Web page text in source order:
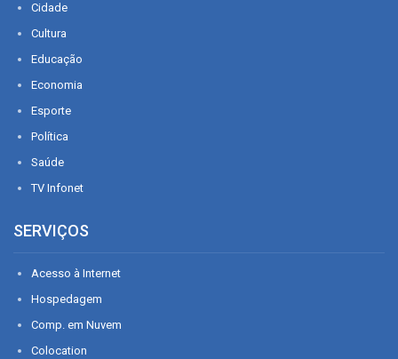
Cidade
Cultura
Educação
Economia
Esporte
Política
Saúde
TV Infonet
SERVIÇOS
Acesso à Internet
Hospedagem
Comp. em Nuvem
Colocation